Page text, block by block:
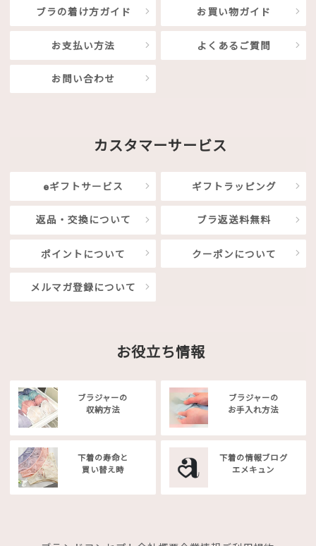
ブラの着け方ガイド お買い物ガイド
お支払い方法 よくあるご質問
お問い合わせ
カスタマーサービス
eギフトサービス ギフトラッピング
返品・交換について ブラ返送料無料
ポイントについて クーポンについて
メルマガ登録について
お役立ち情報
ブラジャーの
収納方法
ブラジャーの
お手入れ方法
下着の寿命と
買い替え時
下着の情報ブログ
エメキュン